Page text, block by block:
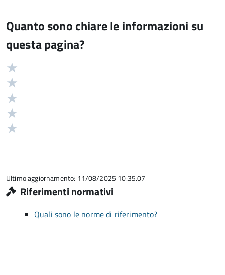
Quanto sono chiare le informazioni su
questa pagina?
Valutazione
5
Ultimo aggiornamento: 11/08/2025 10:35.07
Riferimenti normativi
Quali sono le norme di riferimento?